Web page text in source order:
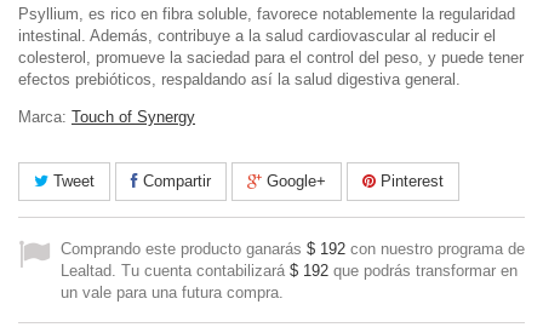
Psyllium, es rico en fibra soluble, favorece notablemente la regularidad
intestinal. Además, contribuye a la salud cardiovascular al reducir el
colesterol, promueve la saciedad para el control del peso, y puede tener
efectos prebióticos, respaldando así la salud digestiva general.
Marca: Touch of Synergy
Tweet Compartir Google+ Pinterest
Comprando este producto ganarás $ 192 con nuestro programa de
Lealtad. Tu cuenta contabilizará $ 192 que podrás transformar en
un vale para una futura compra.